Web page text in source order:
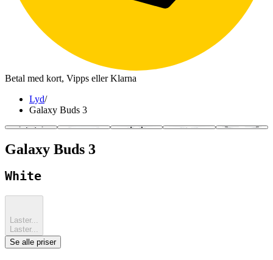
Betal med kort, Vipps eller Klarna
Lyd/
Galaxy Buds 3
Galaxy Buds 3
White
Laster...
Laster...
Se alle priser